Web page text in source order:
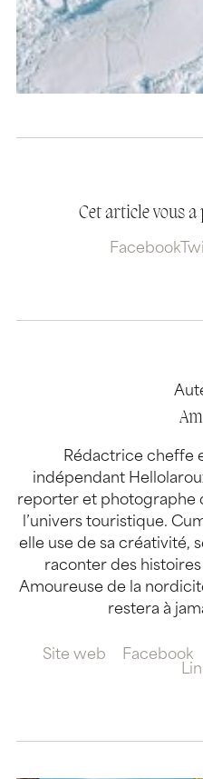
Cet article vous
Facebook
Rédactrice cheffe
indépendant
reporter et photographe
l’univers touristique.
elle use de sa créativité,
raconter des
Amoureuse de la
restera à
Site web Facebook